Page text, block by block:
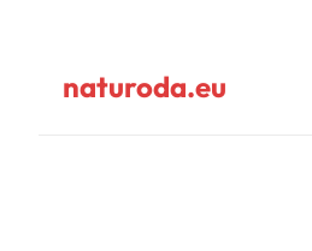
naturoda.eu